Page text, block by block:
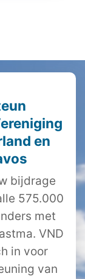
en
bijdrage
575.000
met
VND
in voor
van